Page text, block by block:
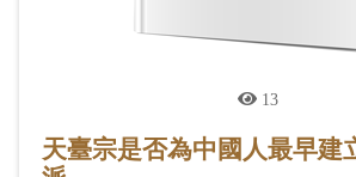
13
天臺宗是否為中國人最早建